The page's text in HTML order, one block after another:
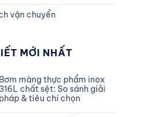
vận chuyển
MỚI NHẤT
Bơm màng thực phẩm inox
316L chất sệt: So sánh giải
pháp & tiêu chí chọn